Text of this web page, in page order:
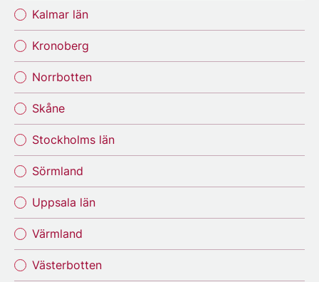
Kalmar län
Kronoberg
Norrbotten
Skåne
Stockholms län
Sörmland
Uppsala län
Värmland
Västerbotten